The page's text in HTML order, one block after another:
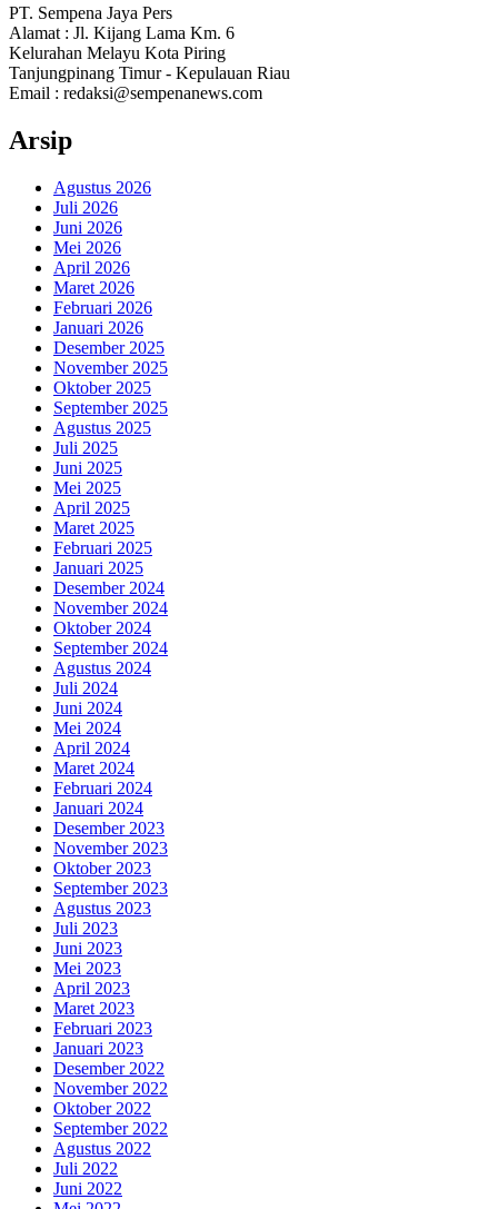
PT. Sempena Jaya Pers
Alamat : Jl. Kijang Lama Km. 6
Kelurahan Melayu Kota Piring
Tanjungpinang Timur - Kepulauan Riau
Email : redaksi@sempenanews.com
Arsip
Agustus 2026
Juli 2026
Juni 2026
Mei 2026
April 2026
Maret 2026
Februari 2026
Januari 2026
Desember 2025
November 2025
Oktober 2025
September 2025
Agustus 2025
Juli 2025
Juni 2025
Mei 2025
April 2025
Maret 2025
Februari 2025
Januari 2025
Desember 2024
November 2024
Oktober 2024
September 2024
Agustus 2024
Juli 2024
Juni 2024
Mei 2024
April 2024
Maret 2024
Februari 2024
Januari 2024
Desember 2023
November 2023
Oktober 2023
September 2023
Agustus 2023
Juli 2023
Juni 2023
Mei 2023
April 2023
Maret 2023
Februari 2023
Januari 2023
Desember 2022
November 2022
Oktober 2022
September 2022
Agustus 2022
Juli 2022
Juni 2022